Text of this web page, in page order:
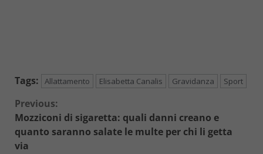
Tags: Allattamento Elisabetta Canalis Gravidanza Sport
Continue
Reading
Previous:
Mozziconi di sigaretta: quali danni creano e
quanto saranno salate le multe per chi li getta
via